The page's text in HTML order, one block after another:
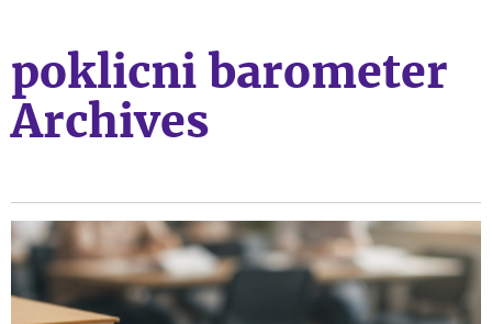
poklicni barometer
Archives